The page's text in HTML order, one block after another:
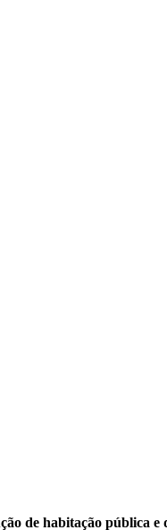
de habitação pública e